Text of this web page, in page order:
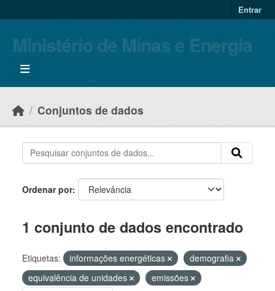
Entrar
Ministério de Minas e Energia
Conjuntos de dados
Ordenar por
1 conjunto de dados encontrado
Etiquetas: informações energéticas
demografia
equivalência de unidades
emissões